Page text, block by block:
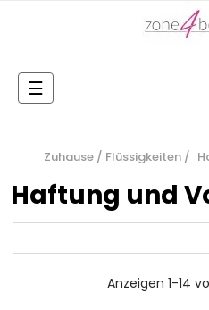
Toggle
navigation
☰
Zuhause Flüssigkeiten
Haftung und
Anzeigen 1-14